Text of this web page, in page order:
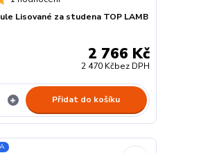
Lisované za studena TOP LAMB
2 766 Kč
2 470 Kčbez DPH
Přidat do košíku